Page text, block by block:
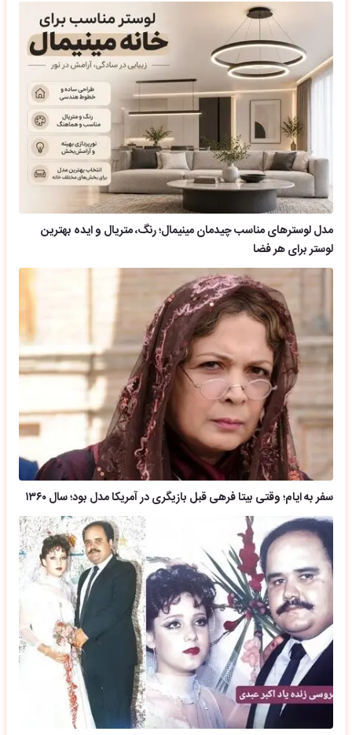
مدل لوسترهای مناسب چیدمان مینیمال؛ رنگ، متریال و ایده بهترین
لوستر برای هر فضا
سفر به ایام؛ وقتی بیتا فرهی قبل بازیگری در آمریکا مدل بود؛ سال ۱۳۶۰